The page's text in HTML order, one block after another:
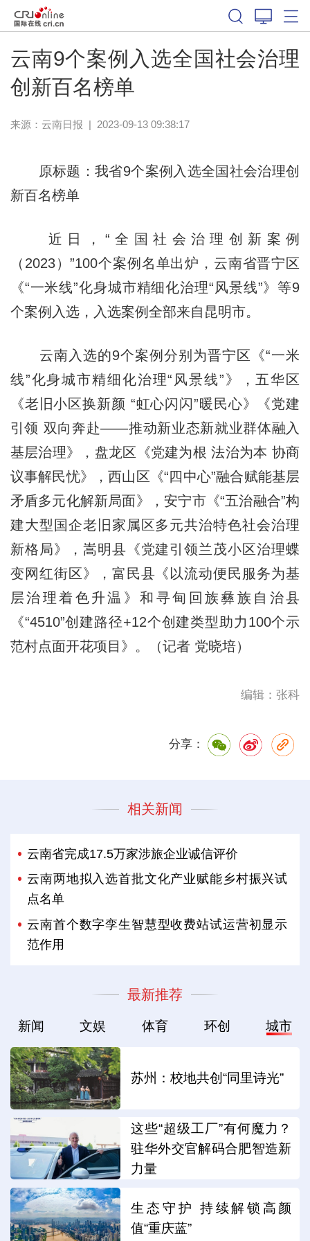
云南9个案例入选全国社会治理
创新百名榜单
来源： 云南日报 | 2023-09-13 09:38:17
原标题：我省9个案例入选全国社会治理创
新百名榜单
近日，“全国社会治理创新案例
（2023）”100个案例名单出炉，云南省晋宁区
《“一米线”化身城市精细化治理“风景线”》等9
个案例入选，入选案例全部来自昆明市。
云南入选的9个案例分别为晋宁区《“一米
线”化身城市精细化治理“风景线”》，五华区
《老旧小区换新颜 “虹心闪闪”暖民心》《党建
引领 双向奔赴——推动新业态新就业群体融入
基层治理》，盘龙区《党建为根 法治为本 协商
议事解民忧》，西山区《“四中心”融合赋能基层
矛盾多元化解新局面》，安宁市《“五治融合”构
建大型国企老旧家属区多元共治特色社会治理
新格局》，嵩明县《党建引领兰茂小区治理蝶
变网红街区》，富民县《以流动便民服务为基
层治理着色升温》和寻甸回族彝族自治县
《“4510”创建路径+12个创建类型助力100个示
范村点面开花项目》。（记者 党晓培）
编辑：张科
分享：
相关新闻
云南省完成17.5万家涉旅企业诚信评价
云南两地拟入选首批文化产业赋能乡村振兴试
点名单
云南首个数字孪生智慧型收费站试运营初显示
范作用
最新推荐
新闻 文娱 体育 环创 城市
苏州：校地共创“同里诗光”
这些“超级工厂”有何魔力？
驻华外交官解码合肥智造新
力量
生态守护 持续解锁高颜
值“重庆蓝”